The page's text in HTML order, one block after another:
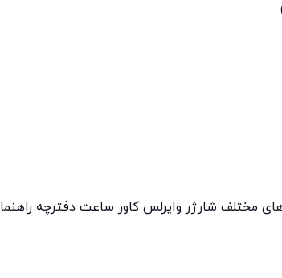
مختلف شارژر وایرلس کاور ساعت دفترچه راهنما